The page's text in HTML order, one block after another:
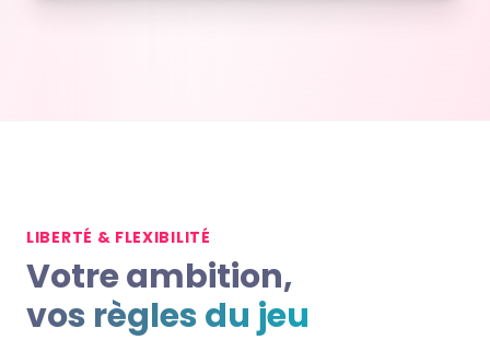
LIBERTÉ & FLEXIBILITÉ
Votre ambition,
vos règles du jeu